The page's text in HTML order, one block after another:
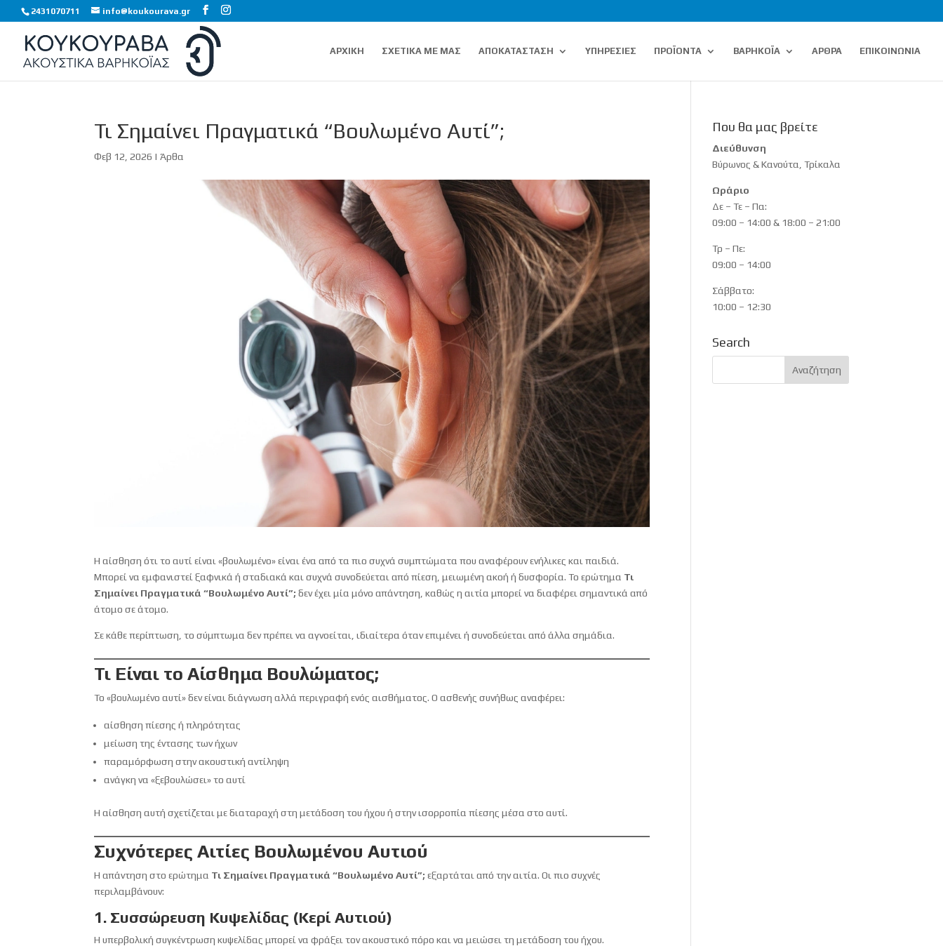
2431070711 info@koukourava.gr
ΑΡΧΙΚΗ ΣΧΕΤΙΚΑ ΜΕ ΜΑΣ ΑΠΟΚΑΤΑΣΤΑΣΗ ΥΠΗΡΕΣΙΕΣ ΠΡΟΪΟΝΤΑ ΒΑΡΗΚΟΪΑ ΑΡΘΡΑ ΕΠΙΚΟΙΝΩΝΙΑ
Τι Σημαίνει Πραγματικά “Βουλωμένο Αυτί”;
Φεβ 12, 2026 |Άρθα
Η αίσθηση ότι το αυτί είναι «βουλωμένο» είναι ένα από τα πιο συχνά συμπτώματα που αναφέρουν ενήλικες και παιδιά.
Μπορεί να εμφανιστεί ξαφνικά ή σταδιακά και συχνά συνοδεύεται από πίεση, μειωμένη ακοή ή δυσφορία. Το ερώτημα Τι
Σημαίνει Πραγματικά “Βουλωμένο Αυτί”; δεν έχει μία μόνο απάντηση, καθώς η αιτία μπορεί να διαφέρει σημαντικά από
άτομο σε άτομο.
Σε κάθε περίπτωση, το σύμπτωμα δεν πρέπει να αγνοείται, ιδιαίτερα όταν επιμένει ή συνοδεύεται από άλλα σημάδια.
Τι Είναι το Αίσθημα Βουλώματος;
Το «βουλωμένο αυτί» δεν είναι διάγνωση αλλά περιγραφή ενός αισθήματος. Ο ασθενής συνήθως αναφέρει:
αίσθηση πίεσης ή πληρότητας
μείωση της έντασης των ήχων
παραμόρφωση στην ακουστική αντίληψη
ανάγκη να «ξεβουλώσει» το αυτί
Η αίσθηση αυτή σχετίζεται με διαταραχή στη μετάδοση του ήχου ή στην ισορροπία πίεσης μέσα στο αυτί.
Συχνότερες Αιτίες Βουλωμένου Αυτιού
Η απάντηση στο ερώτημα Τι Σημαίνει Πραγματικά “Βουλωμένο Αυτί”; εξαρτάται από την αιτία. Οι πιο συχνές
περιλαμβάνουν:
1. Συσσώρευση Κυψελίδας (Κερί Αυτιού)
Η υπερβολική συγκέντρωση κυψελίδας μπορεί να φράξει τον ακουστικό πόρο και να μειώσει τη μετάδοση του ήχου.
Που θα μας βρείτε
Διεύθυνση
Βύρωνος & Κανούτα, Τρίκαλα
Ωράριο
Δε – Τε – Πα:
09:00 – 14:00 & 18:00 – 21:00
Τρ – Πε:
09:00 – 14:00
Σάββατο:
10:00 – 12:30
Search